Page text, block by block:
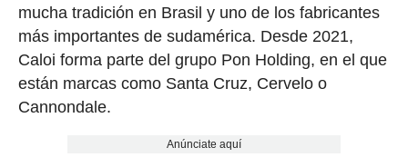
mucha tradición en Brasil y uno de los fabricantes
más importantes de sudamérica. Desde 2021,
Caloi forma parte del grupo Pon Holding, en el que
están marcas como Santa Cruz, Cervelo o
Cannondale.
Anúnciate aquí